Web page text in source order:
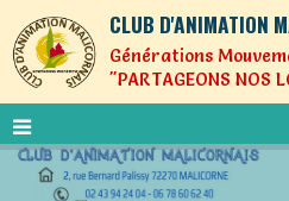
CLUB D'ANIMATION
Générations
"PARTAGEONS NOS